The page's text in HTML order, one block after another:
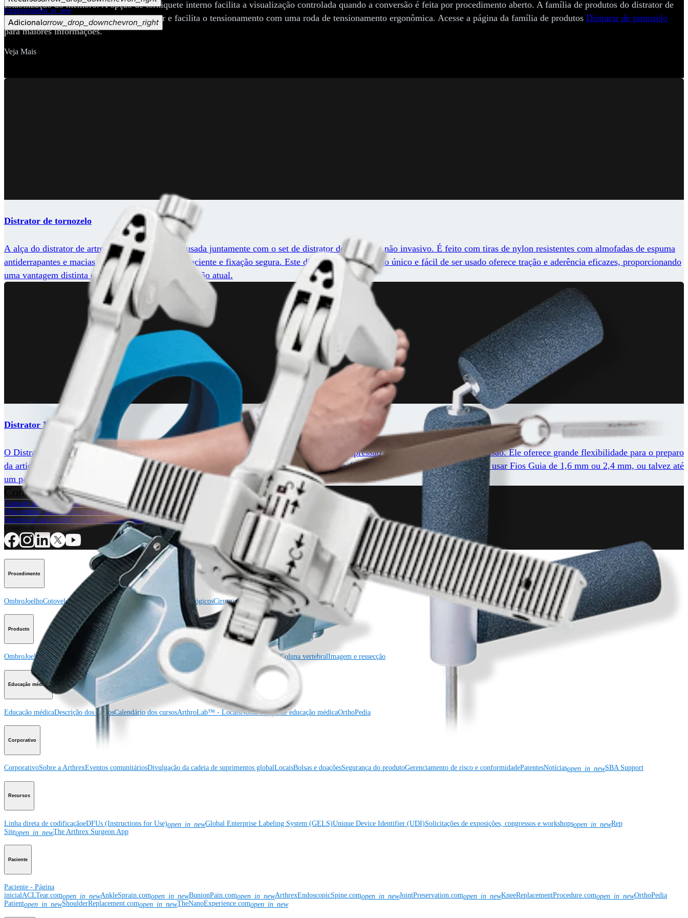
Empregosopen_in_new
Adicionalarrow_drop_downchevron_right
estabilização do membro. A opção de torniquete interno facilita a visualização controlada quando a conversão é feita por procedimento aberto. A família de produtos do distrator de
tornozelo remove a mecanismo do distrator e facilita o tensionamento com uma roda de tensionamento ergonômica. Acesse a página da família de produtos Distrator de tornozelo
para maiores informações.
Veja Mais
Distrator de tornozelo
A alça do distrator de artroscopia de tornozelo é usada juntamente com o set de distrator de tornozelo não invasivo. É feito com tiras de nylon resistentes com almofadas de espuma
antiderrapantes e macias para maior conforto do paciente e fixação segura. Este dispositivo de tamanho único e fácil de ser usado oferece tração e aderência eficazes, proporcionando
uma vantagem distinta em comparação com a distração atual.
Distrator Mini Joint
O Distrator Mini Joint é um dispositivo exclusivo que pode ser adaptado para distração e compressão de osteotomias e locais de fusão. Ele oferece grande flexibilidade para o preparo
da articulação, visualização e compressão intra-operatória da fratura ou local de fusão. Esse dispositivo dá ao cirurgião a opção de usar Fios Guia de 1,6 mm ou 2,4 mm, ou talvez até
um parafuso de tração mais resistente, de 3,0 mm.
Como podemos ajudar?
Contacte um representante
Veja eventos, laboratórios e oportunidades educacionais
Inscreva-se para receber: O que há de novo na Arthrex?
Conecte-se conosco
Procedimento
OmbroJoelhoCotoveloMão e punho Pé e tornozeloQuadril OrtobiológicosCirurgia cardiotorácica Coluna vertebral
Producto
OmbroJoelhoCotovelo Mão e punho Pé e tornozelo Ortobiológicos Cirurgia cardiotorácicaColuna vertebralImagem e ressecção
Educação médica
Educação médicaDescrição dos cursosCalendário dos cursosArthroLab™ - LocaisNossa equipe de educação médicaOrthoPedia
Corporativo
CorporativoSobre a ArthrexEventos comunitáriosDivulgação da cadeia de suprimentos globalLocaisBolsas e doaçõesSegurança do produtoGerenciamento de risco e conformidadePatentesNotíciasopen_in_newSBA Support
Recursos
Linha direta de codificaçãoeDFUs (Instructions for Use)open_in_newGlobal Enterprise Labeling System (GELS)Unique Device Identifier (UDI)Solicitações de exposições, congressos e workshopsopen_in_newRep
Siteopen_in_newThe Arthrex Surgeon App
Paciente
Paciente - Página
inicialACLTear.comopen_in_newAnkleSprain.comopen_in_newBunionPain.comopen_in_newArthrexEndoscopicSpine.comopen_in_newJointPreservation.comopen_in_newKneeReplacementProcedure.comopen_in_newOrthoPedia
Patientopen_in_newShoulderReplacement.comopen_in_newTheNanoExperience.comopen_in_new